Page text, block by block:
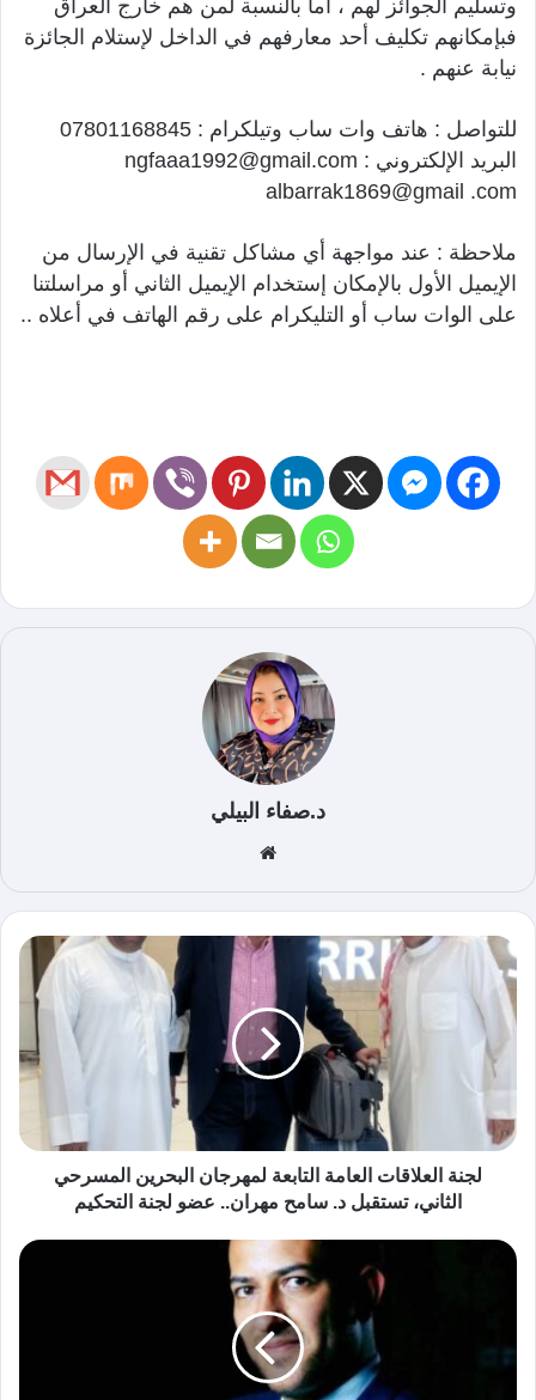
وتسليم الجوائز لهم ، أما بالنسبة لمن هم خارج العراق
فبإمكانهم تكليف أحد معارفهم في الداخل لإستلام الجائزة
نيابة عنهم .
للتواصل : هاتف وات ساب وتيلكرام : 07801168845
البريد الإلكتروني : ngfaaa1992@gmail.com
albarrak1869@gmail .com
ملاحظة : عند مواجهة أي مشاكل تقنية في الإرسال من
الإيميل الأول بالإمكان إستخدام الإيميل الثاني أو مراسلتنا
على الوات ساب أو التليكرام على رقم الهاتف في أعلاه ..
د.صفاء البيلي
الوي
ب
لجنة العلاقات العامة التابعة لمهرجان البحرين المسرحي
الثاني، تستقبل د. سامح مهران.. عضو لجنة التحكيم